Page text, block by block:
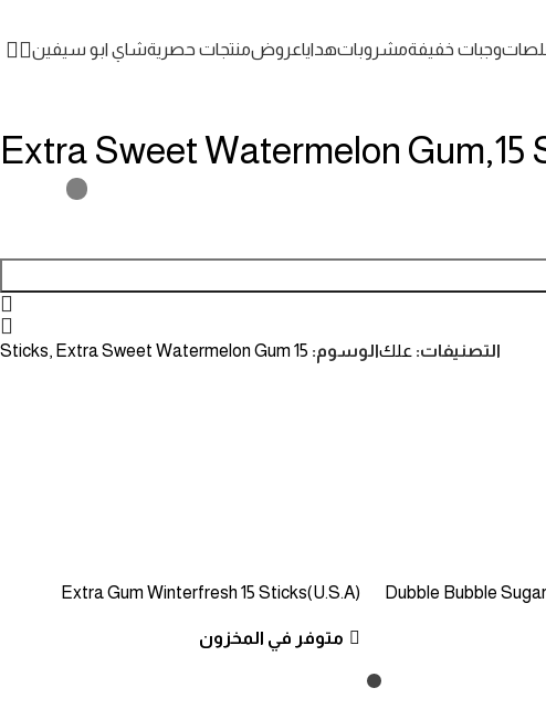
وجبات خفيفةمشروباتهداياعروضمنتجات حصريةشاي ابو سيفين
Extra Sweet Watermelon Gum,15
التصنيفات: علكالوسوم: 15 Sticks
, Extra Sweet Watermelon Gum
Dubble Bubble
Extra Gum Winterfresh 15 Sticks(U.S.A)
متوفر في المخزون